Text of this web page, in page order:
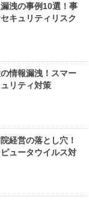
洩の事例10選！事
キュリティリスク
情報漏洩！スマー
リティ対策
経営の落とし穴！
ュータウイルス対